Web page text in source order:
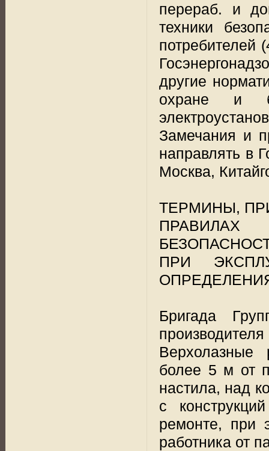
перераб. и
техники
потребителей
другие
охране и
Замечания и
направлять в
Москва,
ТЕРМИНЫ,
ПРИ
Бригада
производителя
более 5 м от
настила, над
с
ремонте, при
работника от